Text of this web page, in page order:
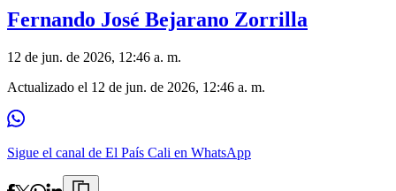
Fernando José Bejarano Zorrilla
12 de jun. de 2026, 12:46 a. m.
Actualizado el 12 de jun. de 2026, 12:46 a. m.
Sigue el canal de El País Cali en WhatsApp